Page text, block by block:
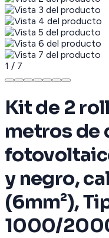
1 / 7
Kit de 2
metros de
y negro,
(6mm²),
1000/